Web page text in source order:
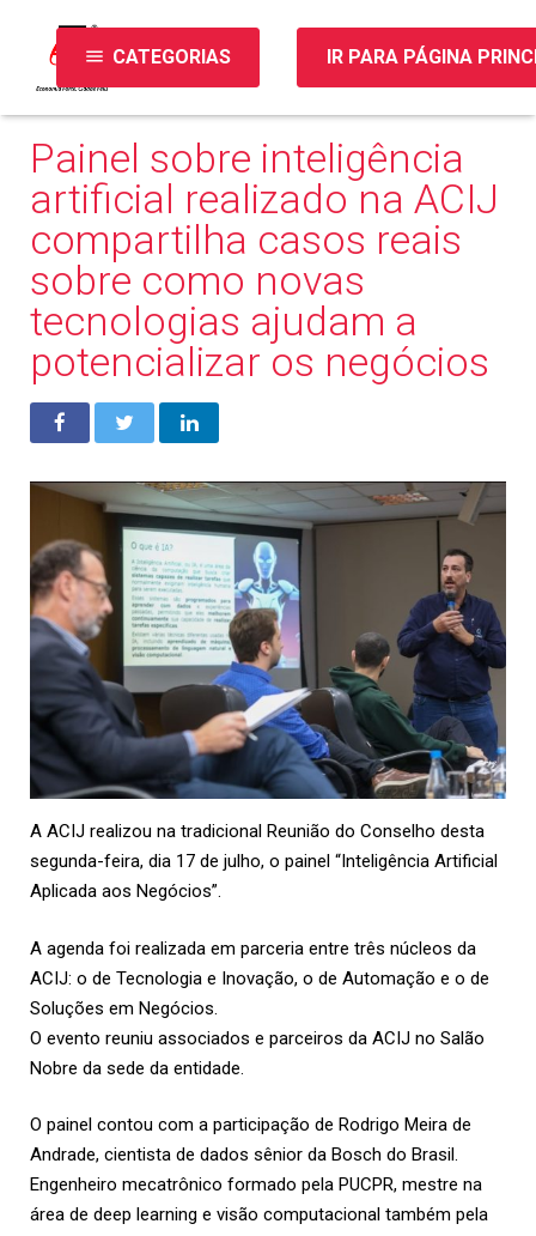
menu CATEGORIAS IR PARA PÁGINA
Painel sobre inteligência
artificial realizado na ACIJ
compartilha casos reais
sobre como novas
tecnologias ajudam a
potencializar os negócios
A ACIJ realizou na tradicional Reunião do Conselho desta
segunda-feira, dia 17 de julho, o painel “Inteligência Artificial
Aplicada aos Negócios”.
A agenda foi realizada em parceria entre três núcleos da
ACIJ: o de Tecnologia e Inovação, o de Automação e o de
Soluções em Negócios.
O evento reuniu associados e parceiros da ACIJ no Salão
Nobre da sede da entidade.
O painel contou com a participação de Rodrigo Meira de
Andrade, cientista de dados sênior da Bosch do Brasil.
Engenheiro mecatrônico formado pela PUCPR, mestre na
área de deep learning e visão computacional também pela